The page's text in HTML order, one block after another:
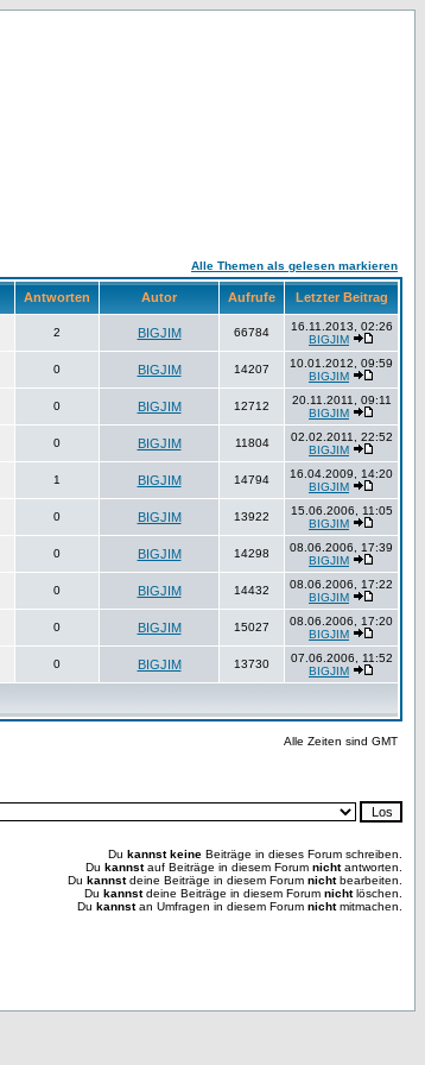
Alle Themen als gelesen markieren
Antworten Autor Aufrufe Letzter Beitrag
2 BIGJIM 66784
16.11.2013, 02:26
BIGJIM
0 BIGJIM 14207
10.01.2012, 09:59
BIGJIM
0 BIGJIM 12712
20.11.2011, 09:11
BIGJIM
0 BIGJIM 11804
02.02.2011, 22:52
BIGJIM
1 BIGJIM 14794
16.04.2009, 14:20
BIGJIM
0 BIGJIM 13922
15.06.2006, 11:05
BIGJIM
0 BIGJIM 14298
08.06.2006, 17:39
BIGJIM
0 BIGJIM 14432
08.06.2006, 17:22
BIGJIM
0 BIGJIM 15027
08.06.2006, 17:20
BIGJIM
0 BIGJIM 13730
07.06.2006, 11:52
BIGJIM
Alle Zeiten sind GMT
Du kannst keine Beiträge in dieses Forum schreiben.
Du kannstauf Beiträge in diesem Forum nichtantworten.
Du kannstdeine Beiträge in diesem Forum nichtbearbeiten.
Du kannstdeine Beiträge in diesem Forum nichtlöschen.
Du kannstan Umfragen in diesem Forum nichtmitmachen.